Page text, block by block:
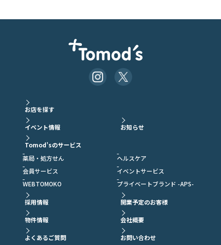
お店を探す
イベント情報 お知らせ
Tomod’sのサービス
薬局・処方せん
ヘルスケア
会員サービス
イベントサービス
WEBTOMOKO
プライベートブランド -APS-
採用情報 開業予定のお客様
物件情報 会社概要
よくあるご質問 お問い合わせ